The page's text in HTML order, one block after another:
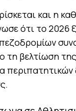
και η
ότι το 2026
τη βελτίωση
περιπατητικών